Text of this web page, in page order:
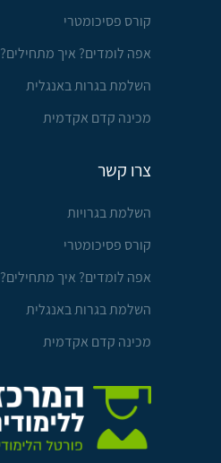
קורס פסיכומטרי
אפה לומדים? איך מתחילים?
השלמת בגרות באנגלית
מכינה קדם אקדמית
צרו קשר
השלמת בגרויות
קורס פסיכומטרי
אפה לומדים? איך מתחילים?
השלמת בגרות באנגלית
מכינה קדם אקדמית